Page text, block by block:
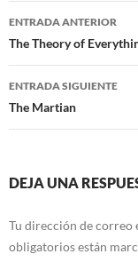
Navegación
de
entradas
ENTRADA ANTERIOR
The Theory of
ENTRADA SIGUIENTE
The Martian
DEJA UNA
Tu dirección de correo
obligatorios están